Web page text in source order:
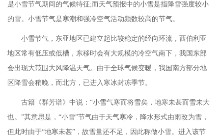
是小雪节气期间的气候特征;而天气预报中的小雪是指降雪强度较小
的雪。小雪节气是寒潮和强冷空气活动频数较高的节气。
小雪节气，东亚地区已建立起比较稳定的经向环流，西伯利亚
地区常有低压或低槽，东移时会有大规模的冷空气南下，我国东部
会出现大范围大风降温天气。由于全球气候变暖，我国南方部分地
区降雪会稍晚，而北方，已进入寒冰封冻季节。
古籍《群芳谱》中说： “小雪气寒而将雪矣，地寒未甚而雪未大
也。”其意思是，“小雪”节气由于天气寒冷，降水形式由雨改为雪，
但此时由于“地寒未甚”，故雪量还不足，因此称做小雪。进入该节